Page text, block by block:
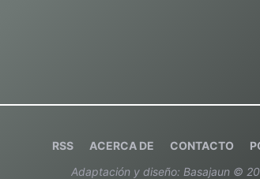
RSS ACERCA DE CONTACTO
Adaptación y diseño: Basajaun ©